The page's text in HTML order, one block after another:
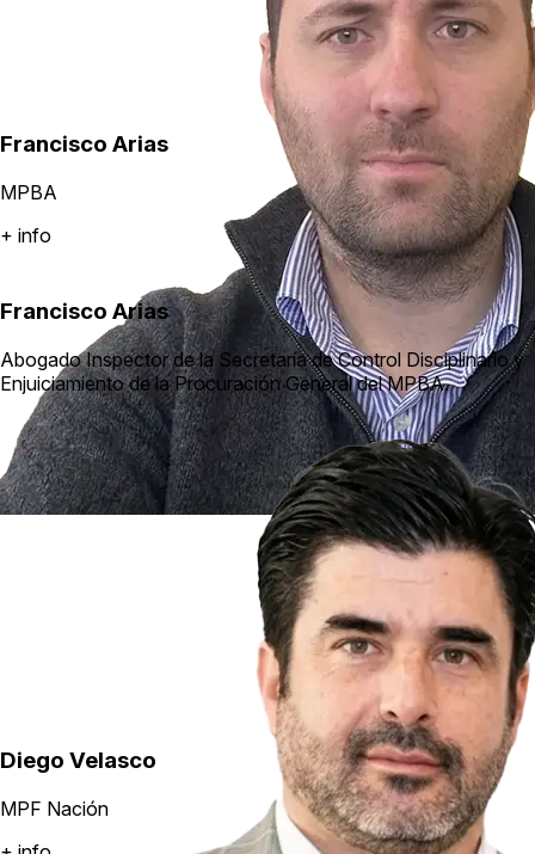
Francisco Arias
MPBA
+ info
Francisco Arias
Abogado Inspector de la Secretaría de Control Disciplinario y
Enjuiciamiento de la Procuración General del MPBA.
Diego Velasco
MPF Nación